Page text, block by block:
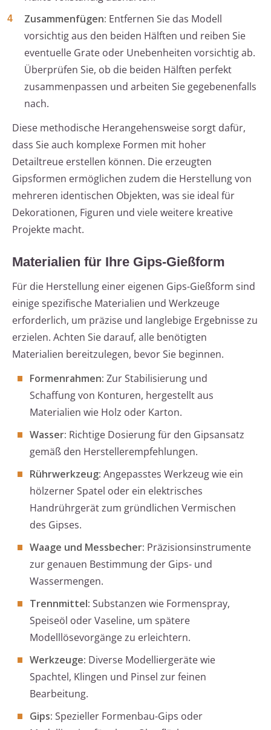
Zusammenfügen: Entfernen Sie das Modell
vorsichtig aus den beiden Hälften und reiben Sie
eventuelle Grate oder Unebenheiten vorsichtig ab.
Überprüfen Sie, ob die beiden Hälften perfekt
zusammenpassen und arbeiten Sie gegebenenfalls
nach.
Diese methodische Herangehensweise sorgt dafür,
dass Sie auch komplexe Formen mit hoher
Detailtreue erstellen können. Die erzeugten
Gipsformen ermöglichen zudem die Herstellung von
mehreren identischen Objekten, was sie ideal für
Dekorationen, Figuren und viele weitere kreative
Projekte macht.
Materialien für Ihre Gips-Gießform
Für die Herstellung einer eigenen Gips-Gießform sind
einige spezifische Materialien und Werkzeuge
erforderlich, um präzise und langlebige Ergebnisse zu
erzielen. Achten Sie darauf, alle benötigten
Materialien bereitzulegen, bevor Sie beginnen.
Formenrahmen: Zur Stabilisierung und
Schaffung von Konturen, hergestellt aus
Materialien wie Holz oder Karton.
Wasser: Richtige Dosierung für den Gipsansatz
gemäß den Herstellerempfehlungen.
Rührwerkzeug: Angepasstes Werkzeug wie ein
hölzerner Spatel oder ein elektrisches
Handrührgerät zum gründlichen Vermischen
des Gipses.
Waage und Messbecher: Präzisionsinstrumente
zur genauen Bestimmung der Gips- und
Wassermengen.
Trennmittel: Substanzen wie Formenspray,
Speiseöl oder Vaseline, um spätere
Modelllösevorgänge zu erleichtern.
Werkzeuge: Diverse Modelliergeräte wie
Spachtel, Klingen und Pinsel zur feinen
Bearbeitung.
Gips: Spezieller Formenbau-Gips oder